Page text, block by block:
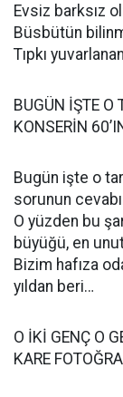
Evsiz barksız
Büsbütün
Tıpkı
BUGÜN İŞTE O
KONSERİN
Bugün işte o
sorunun
O yüzden bu
büyüğü, en
Bizim hafıza
yıldan beri…
O İKİ GENÇ O
KARE